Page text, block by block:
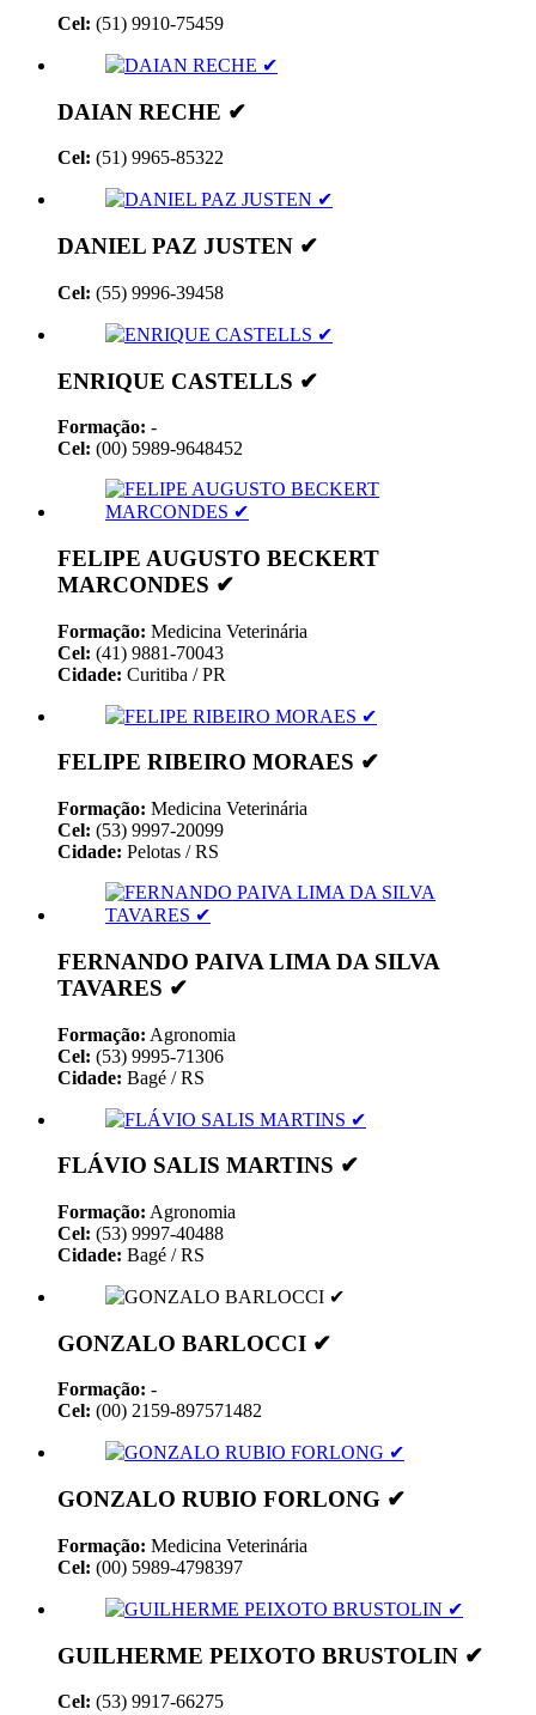
Cel: (51) 9910-75459
DAIAN RECHE ✔
Cel: (51) 9965-85322
DANIEL PAZ JUSTEN ✔
Cel: (55) 9996-39458
ENRIQUE CASTELLS ✔
Formação: -
Cel: (00) 5989-9648452
FELIPE AUGUSTO BECKERT
MARCONDES ✔
Formação: Medicina Veterinária
Cel: (41) 9881-70043
Cidade: Curitiba / PR
FELIPE RIBEIRO MORAES ✔
Formação: Medicina Veterinária
Cel: (53) 9997-20099
Cidade: Pelotas / RS
FERNANDO PAIVA LIMA DA SILVA
TAVARES ✔
Formação: Agronomia
Cel: (53) 9995-71306
Cidade: Bagé / RS
FLÁVIO SALIS MARTINS ✔
Formação: Agronomia
Cel: (53) 9997-40488
Cidade: Bagé / RS
GONZALO BARLOCCI ✔
Formação: -
Cel: (00) 2159-897571482
GONZALO RUBIO FORLONG ✔
Formação: Medicina Veterinária
Cel: (00) 5989-4798397
GUILHERME PEIXOTO BRUSTOLIN ✔
Cel: (53) 9917-66275